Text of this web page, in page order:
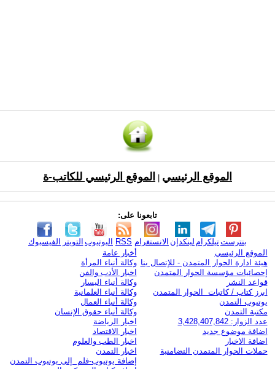
الموقع الرئيسي الموقع الرئيسي للكاتب-ة
تابعونا على:
الفيسبوك التويتر اليوتيوب RSS الانستغرام لينكدإن تيلكرامبنترست
الموقع الرئيسي
هيئة ادارة الحوار المتمدن - للإتصال بنا
إحصائيات مؤسسة الحوار المتمدن
قواعد النشر
ابرز كتاب / كاتبات الحوار المتمدن
يوتيوب التمدن
مكتبة التمدن
عدد الزوار: 3,428,407,842
اضافة موضوع جديد
اضافة الاخبار
حملات الحوار المتمدن التضامنية
أخبار عامة
وكالة أنباء المرأة
اخبار الأدب والفن
وكالة أنباء اليسار
وكالة أنباء العلمانية
وكالة أنباء العمال
وكالة أنباء حقوق الإنسان
اخبار الرياضة
اخبار الاقتصاد
اخبار الطب والعلوم
اخبار التمدن
إضافة يوتيوب-فلم إلى يوتيوب التمدن